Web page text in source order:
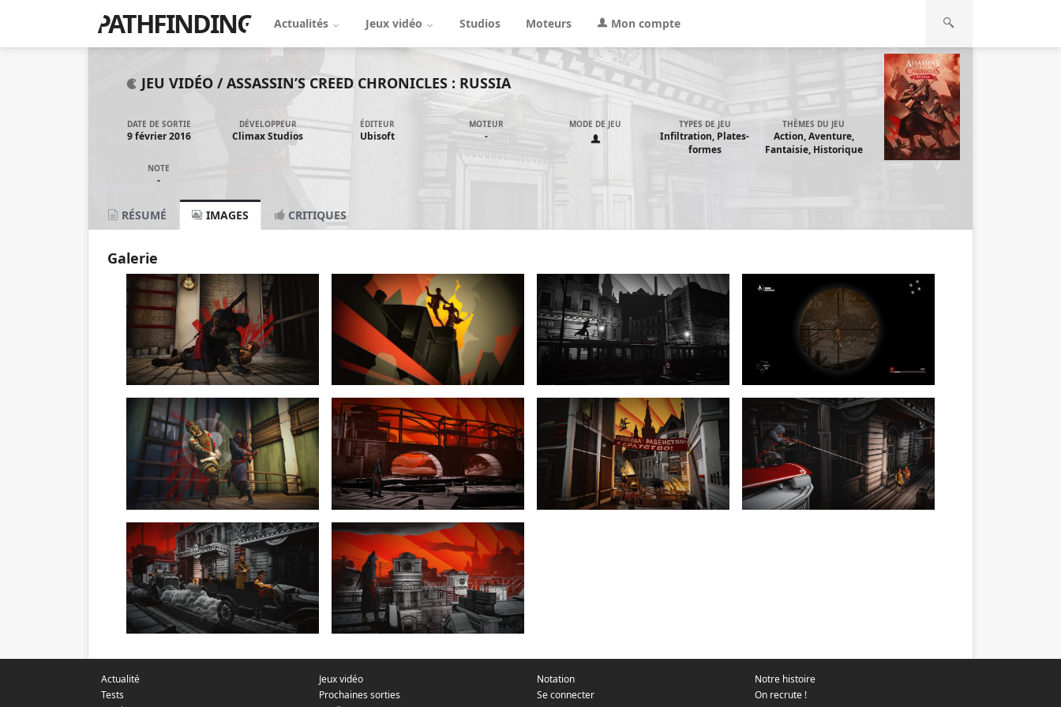
PATHFINDING Actualités Jeux vidéo Studios Moteurs Mon compte
JEU VIDÉO /ASSASSIN’S CREED CHRONICLES : RUSSIA
DATE DE SORTIE
9 février 2016
DÉVELOPPEUR
Climax Studios
ÉDITEUR
Ubisoft
MOTEUR
-
MODE DE JEU TYPES DE JEU
Infiltration, Plates-
formes
THÈMES DU JEU
Action, Aventure,
Fantaisie, Historique
NOTE
-
RÉSUMÉ IMAGES CRITIQUES
Galerie
Actualité
Tests
Jeux vidéo
Prochaines sorties
Notation
Se connecter
Notre histoire
On recrute !